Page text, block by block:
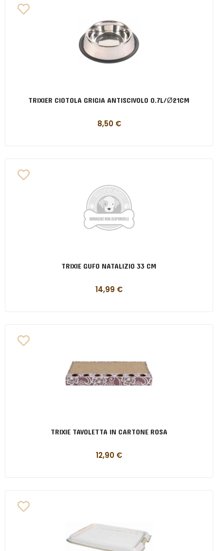
TRIXIER CIOTOLA GRIGIA ANTISCIVOLO 0.7L/Ø21CM
8,50 €
TRIXIE GUFO NATALIZIO 33 CM
14,99 €
TRIXIE TAVOLETTA IN CARTONE ROSA
12,90 €